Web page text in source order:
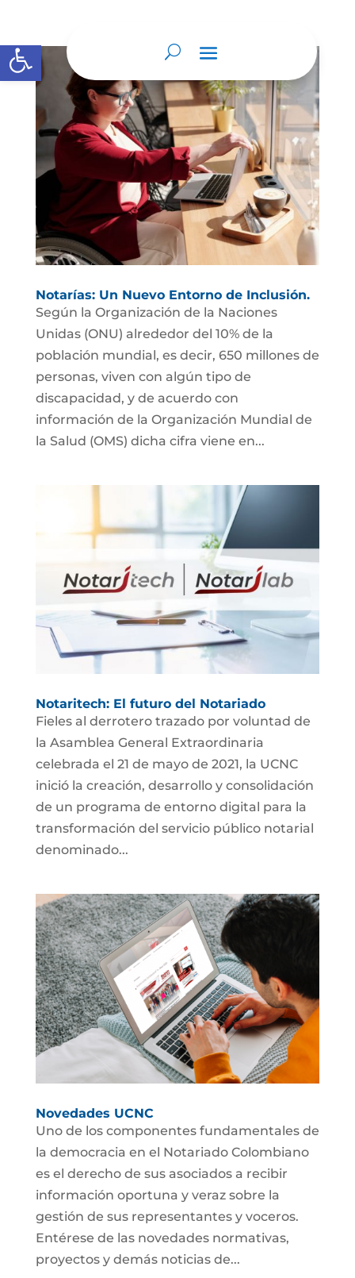
Abrir barra de herramientas
Notarías: Un Nuevo Entorno de Inclusión.
Según la Organización de la Naciones
Unidas (ONU) alrededor del 10% de la
población mundial, es decir, 650 millones de
personas, viven con algún tipo de
discapacidad, y de acuerdo con
información de la Organización Mundial de
la Salud (OMS) dicha cifra viene en...
Notaritech: El futuro del Notariado
Fieles al derrotero trazado por voluntad de
la Asamblea General Extraordinaria
celebrada el 21 de mayo de 2021, la UCNC
inició la creación, desarrollo y consolidación
de un programa de entorno digital para la
transformación del servicio público notarial
denominado...
Novedades UCNC
Uno de los componentes fundamentales de
la democracia en el Notariado Colombiano
es el derecho de sus asociados a recibir
información oportuna y veraz sobre la
gestión de sus representantes y voceros.
Entérese de las novedades normativas,
proyectos y demás noticias de...